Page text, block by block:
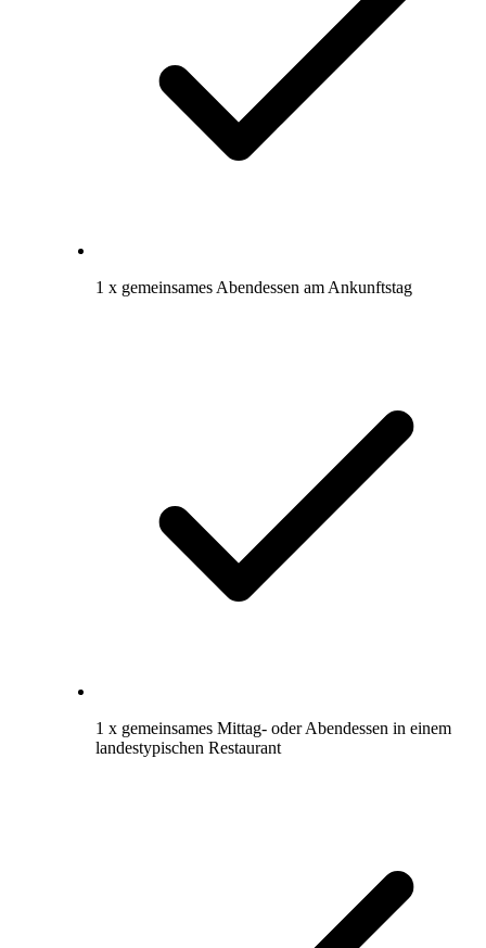
1 x gemeinsames Abendessen am Ankunftstag
1 x gemeinsames Mittag- oder Abendessen in einem
landestypischen Restaurant